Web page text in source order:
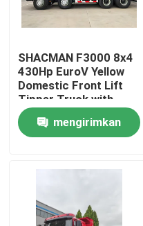
Rumah
Tentang kami
SHACMAN F3000 8x4
430Hp EuroV Yellow
Domestic Front Lift
Tipper Truck with
300L Fuel Tank and
12.00R20 Tires
mengirimkan